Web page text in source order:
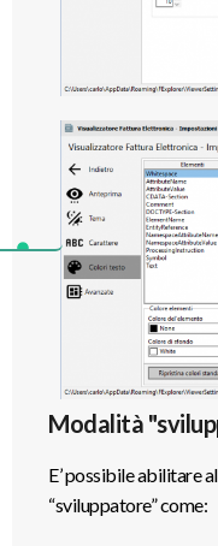
Modalità
E’ possibile abilitare
“sviluppatore” come: